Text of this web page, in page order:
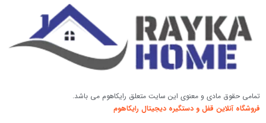
تمامی حقوق مادی و معنوی این سایت متعلق رایکاهوم می باشد.
فروشگاه آنلاین قفل و دستگیره دیجیتال رایکاهوم